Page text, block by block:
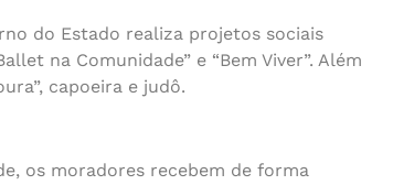
do Estado realiza projetos sociais
na Comunidade” e “Bem Viver”. Além
capoeira e judô.
os moradores recebem de forma